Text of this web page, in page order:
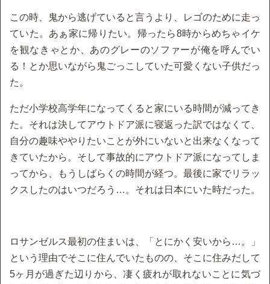
この時、鬼から逃げていると言うより、レゴのために走っ
ていた。あぁ家に帰りたい。帰ったら8時からめちゃイケ
を観なきゃとか、あのグレーのソファーが俺を呼んでい
る！とか思いながら鬼ごっこしていた可愛くない子供だっ
た。
ただ小学校高学年になってくると家にいる時間が減ってき
た。それは決してアウトドア派に寝返った訳ではなくて、
自分の趣味ややりたいことが外にいないと出来なくなって
きていたから。そして事故的にアウトドア派になってしま
ってから、もうしばらくの時間が経つ。最後に家でリラッ
クスしたのはいつだろう…。それは日本にいた時だった。
ロサンゼルス最初の住まいは、「とにかく安いから…。」
という理由でそこに住んでいたものの、そこに住みだして
5ヶ月が過ぎた辺りから、凄く疲れが取れないことに気づ